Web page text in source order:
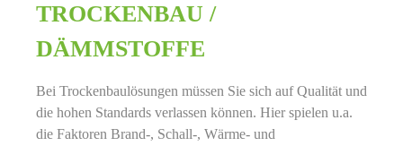
TROCKENBAU /
DÄMMSTOFFE
Bei Trockenbaulösungen müssen Sie sich auf Qualität und
die hohen Standards verlassen können. Hier spielen u.a.
die Faktoren Brand-, Schall-, Wärme- und